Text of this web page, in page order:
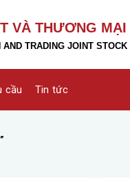
VÀ THƯƠNG
TRADING JOINT STOCK
cầu Tin tức